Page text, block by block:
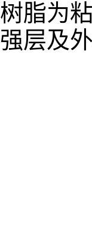
树脂为
强层及